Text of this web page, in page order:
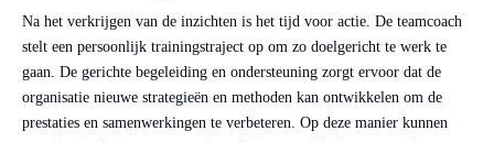
Na het verkrijgen van de inzichten is het tijd voor actie. De teamcoach
stelt een persoonlijk trainingstraject op om zo doelgericht te werk te
gaan. De gerichte begeleiding en ondersteuning zorgt ervoor dat de
organisatie nieuwe strategieën en methoden kan ontwikkelen om de
prestaties en samenwerkingen te verbeteren. Op deze manier kunnen